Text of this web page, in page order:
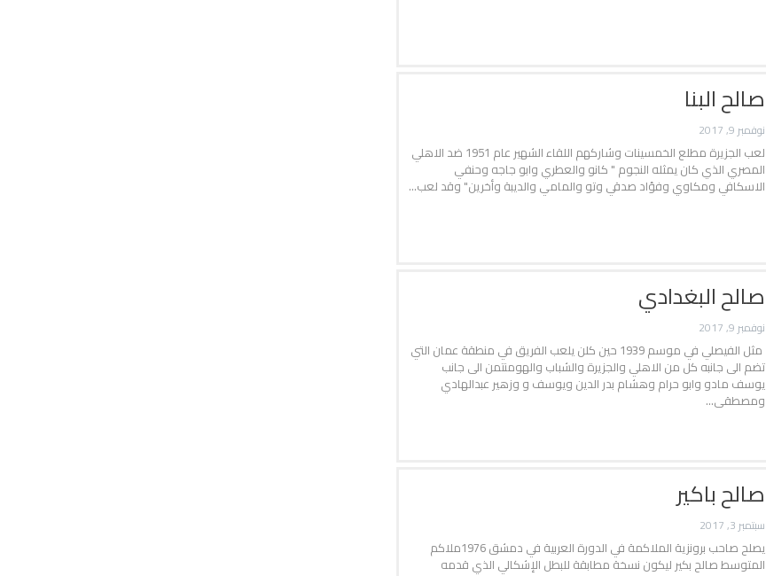
صالح البنا
نوفمبر 9, 2017
لعب الجزيرة مطلع الخمسينات وشاركهم اللقاء الشهير عام 1951 ضد الاهلي
المصري الذي كان يمثله النجوم " كانو والعطري وابو جاجه وحنفي
الاسكافي ومكاوي وفؤاد صدقي وتو والمامي والديبة وأخرين" وقد لعب…
صالح البغدادي
نوفمبر 9, 2017
مثل الفيصلي في موسم 1939 حين كلن يلعب الفريق في منطقة عمان التي
تضم الى جانبه كل من الاهلي والجزيرة والشباب والهومنتمن الى جانب
يوسف مادو وابو حرام وهشام بدر الدين ويوسف و وزهير عبدالهادي
ومصطقى…
صالح باكير
سبتمبر 3, 2017
يصلح صاحب برونزية الملاكمة في الدورة العربية في دمشق 1976ملاكم
المتوسط صالح بكير ليكون نسخة مطابقة للبطل الإشكالي الذي قدمه